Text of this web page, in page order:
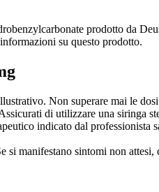
prodotto da
su questo prodotto.
Non superare mai le dosi
di utilizzare una siringa
indicato dal
manifestano sintomi non attesi,